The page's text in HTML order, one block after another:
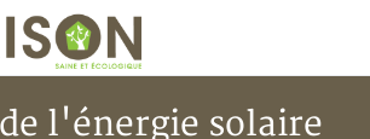
l'énergie solaire